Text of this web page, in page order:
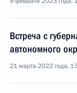
Встреча с
автономного
21 марта 2022 года,